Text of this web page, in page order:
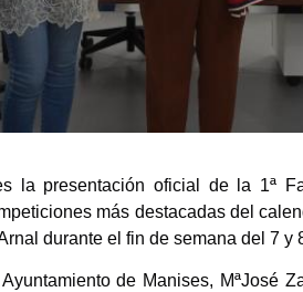
la presentación oficial de la 1ª
más destacadas del
durante el fin de semana del 7 y
de Manises, MªJosé